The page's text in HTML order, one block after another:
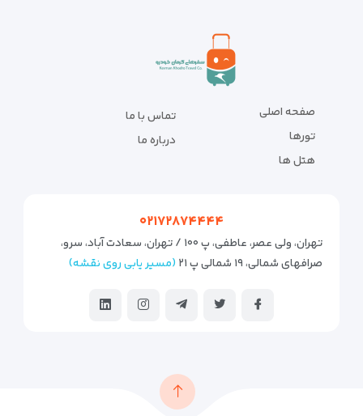
صفحه اصلی
تورها
هتل ها
تماس با ما
درباره ما
۰۲۱۷۲۸۷۴۴۴۴
تهران، ولی عصر، عاطفی، پ ۱۰۰ / تهران، سعادت آباد، سرو،
صرافهای شمالی، ۱۹ شمالی پ ۲۱
(مسیر یابی روی نقشه)